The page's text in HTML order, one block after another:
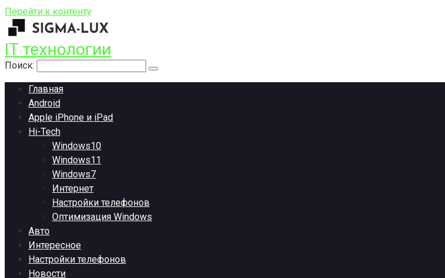
Перейти к контенту
IT технологии
Поиск:
Главная
Android
Apple iPhone и iPad
Hi-Tech
Windows10
Windows11
Windows7
Интернет
Настройки телефонов
Оптимизация Windows
Авто
Интересное
Настройки телефонов
Новости